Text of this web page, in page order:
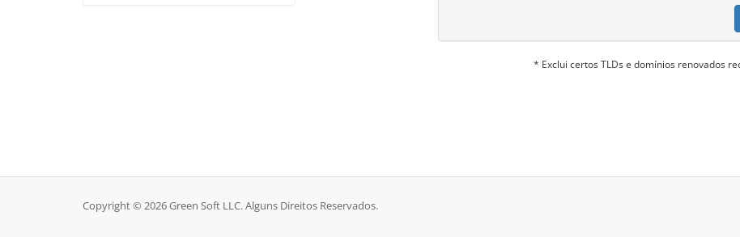
* Exclui certos TLDs e domínios renovados
Copyright © 2026 Green Soft LLC. Alguns Direitos Reservados.